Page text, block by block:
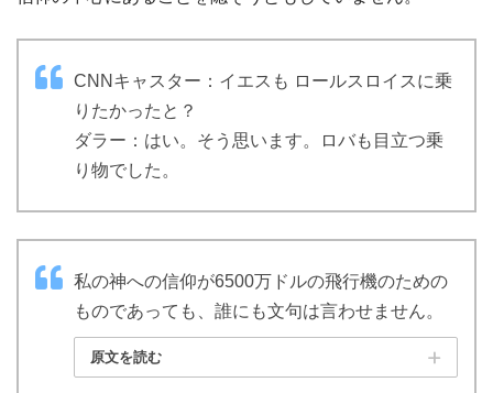
CNNキャスター：イエスも ロールスロイスに乗
りたかったと？
ダラー：はい。そう思います。ロバも目立つ乗
り物でした。
私の神への信仰が6500万ドルの飛行機のための
ものであっても、誰にも文句は言わせません。
原文を読む